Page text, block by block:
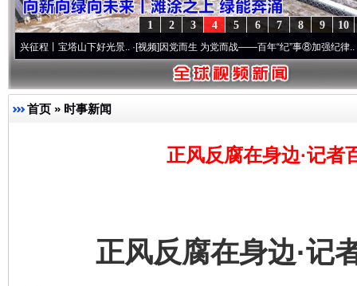
10
9
8
7
6
5
4
3
2
1
宝塔山下好光景..·[视频]因党而生 为党而战——百年“纪”事⑧加强纪律..·[视频]牢记
首页 » 时事新闻
正风反腐在身边·记者
正风反腐在身边·记者